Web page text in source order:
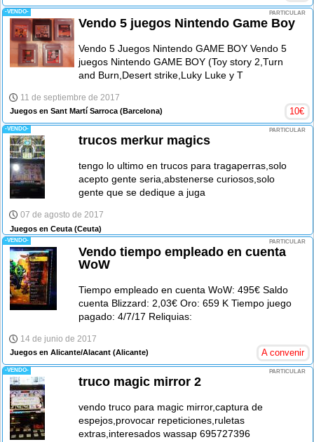
-VENDO- PARTICULAR
Vendo 5 juegos Nintendo Game Boy
Vendo 5 Juegos Nintendo GAME BOY Vendo 5
juegos Nintendo GAME BOY (Toy story 2,Turn
and Burn,Desert strike,Luky Luke y T
11 de septiembre de 2017
Juegos en Sant Martí Sarroca (Barcelona) 10€
-VENDO- PARTICULAR
trucos merkur magics
tengo lo ultimo en trucos para tragaperras,solo
acepto gente seria,abstenerse curiosos,solo
gente que se dedique a juga
07 de agosto de 2017
Juegos en Ceuta (Ceuta)
-VENDO- PARTICULAR
Vendo tiempo empleado en cuenta
WoW
Tiempo empleado en cuenta WoW: 495€ Saldo
cuenta Blizzard: 2,03€ Oro: 659 K Tiempo juego
pagado: 4/7/17 Reliquias:
14 de junio de 2017
Juegos en Alicante/Alacant (Alicante) A convenir
-VENDO- PARTICULAR
truco magic mirror 2
vendo truco para magic mirror,captura de
espejos,provocar repeticiones,ruletas
extras,interesados wassap 695727396